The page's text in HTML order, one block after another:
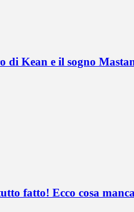
Kean e il sogno
fatto! Ecco cosa